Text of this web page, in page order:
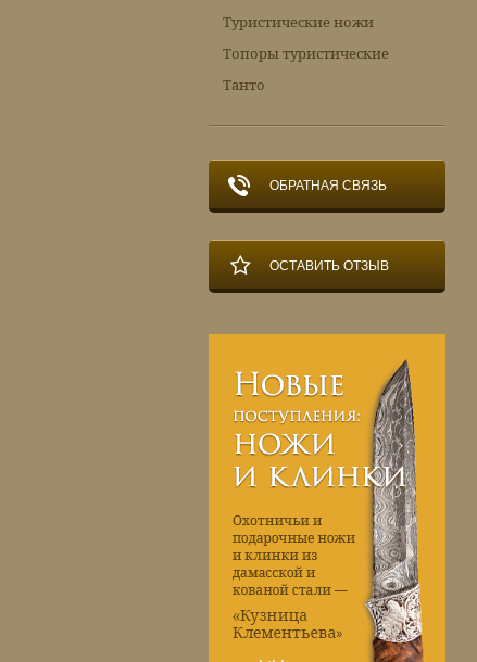
Туристические ножи
Топоры туристические
Танто
ОБРАТНАЯ СВЯЗЬ
ОСТАВИТЬ ОТЗЫВ